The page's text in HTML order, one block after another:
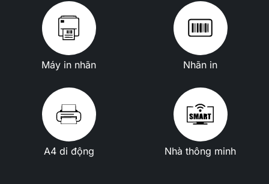
Máy in nhãn Nhãn in
A4 di động Nhà thông minh